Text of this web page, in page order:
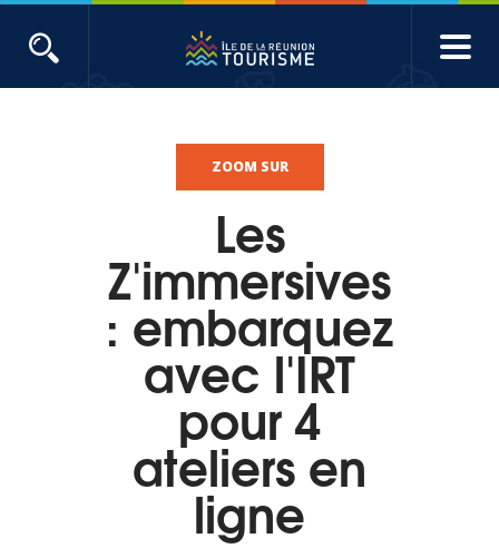
navigation
ACTUALITÉS
Produits touristiques
Etudes et indicateurs
Voyages de presse
Toute l'actualité
ZOOM SUR
Les
Z'immersives
: embarquez
avec l'IRT
pour 4
ateliers en
ligne